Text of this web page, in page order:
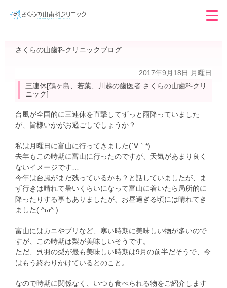
さくらの山歯科クリニックブログ
2017年9月18日 月曜日
三連休[鶴ヶ島、若葉、川越の歯医者 さくらの山歯科クリ
ニック]
台風が全国的に三連休を直撃してずっと雨降っていました
が、皆様いかがお過ごしでしょうか？
私は月曜日に富山に行ってきました(´∀｀*)
去年もこの時期に富山に行ったのですが、天気があまり良く
ないイメージです…
今年は台風がまだ残っているかも？と話していましたが、ま
ず行きは晴れて暑いくらいになって富山に着いたら局所的に
降ったりする事もありましたが、お昼過ぎる頃には晴れてき
ました( ^ω^ )
富山にはカニやブリなど、寒い時期に美味しい物が多いので
すが、この時期は梨が美味しいそうです。
ただ、呉羽の梨が最も美味しい時期は9月の前半だそうで、今
はもう終わりかけているとのこと。
なので時期に関係なく、いつも食べられる物をご紹介します